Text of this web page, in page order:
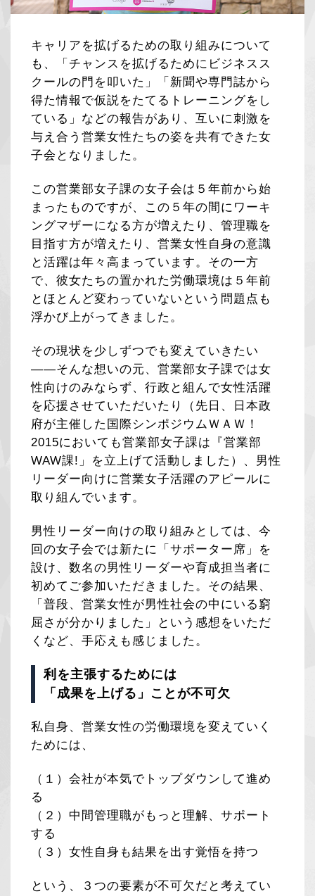
キャリアを拡げるための取り組みについて
も、「チャンスを拡げるためにビジネスス
クールの門を叩いた」「新聞や専門誌から
得た情報で仮説をたてるトレーニングをし
ている」などの報告があり、互いに刺激を
与え合う営業女性たちの姿を共有できた女
子会となりました。
この営業部女子課の女子会は５年前から始
まったものですが、この５年の間にワーキ
ングマザーになる方が増えたり、管理職を
目指す方が増えたり、営業女性自身の意識
と活躍は年々高まっています。その一方
で、彼女たちの置かれた労働環境は５年前
とほとんど変わっていないという問題点も
浮かび上がってきました。
その現状を少しずつでも変えていきたい
――そんな想いの元、営業部女子課では女
性向けのみならず、行政と組んで女性活躍
を応援させていただいたり（先日、日本政
府が主催した国際シンポジウムＷＡＷ！
2015においても営業部女子課は『営業部
WAW課!」を立上げて活動しました）、男性
リーダー向けに営業女子活躍のアピールに
取り組んでいます。
男性リーダー向けの取り組みとしては、今
回の女子会では新たに「サポーター席」を
設け、数名の男性リーダーや育成担当者に
初めてご参加いただきました。その結果、
「普段、営業女性が男性社会の中にいる窮
屈さが分かりました」という感想をいただ
くなど、手応えも感じました。
利を主張するためには
「成果を上げる」ことが不可欠
私自身、営業女性の労働環境を変えていく
ためには、
（１）会社が本気でトップダウンして進め
る
（２）中間管理職がもっと理解、サポート
する
（３）女性自身も結果を出す覚悟を持つ
という、３つの要素が不可欠だと考えてい